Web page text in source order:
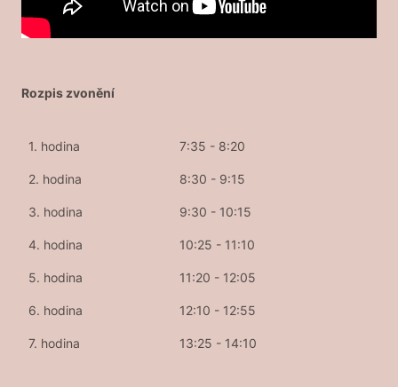
Rozpis zvonění
1. hodina 7:35 - 8:20
2. hodina 8:30 - 9:15
3. hodina 9:30 - 10:15
4. hodina 10:25 - 11:10
5. hodina 11:20 - 12:05
6. hodina 12:10 - 12:55
7. hodina 13:25 - 14:10